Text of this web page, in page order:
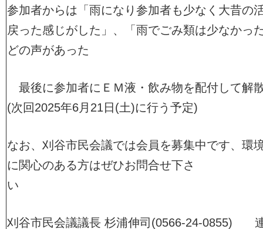
参加者からは「雨になり参加者も少なく大昔の
戻った感じがした」、「雨でごみ類は少なかっ
どの声があった
最後に参加者にＥＭ液・飲み物を配付して解
(次回2025年6月21日(土)に行う予定)
なお、刈谷市民会議では会員を募集中です、環
に関心のある方はぜひお問合せ下さ
い
刈谷市民会議議長 杉浦伸司(0566-24-0855)